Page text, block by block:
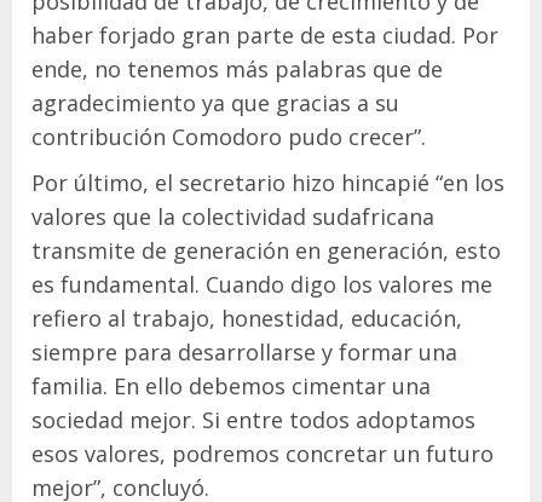
haber forjado gran parte de esta ciudad. Por
ende, no tenemos más palabras que de
agradecimiento ya que gracias a su
contribución Comodoro pudo crecer”.
Por último, el secretario hizo hincapié “en los
valores que la colectividad sudafricana
transmite de generación en generación, esto
es fundamental. Cuando digo los valores me
refiero al trabajo, honestidad, educación,
siempre para desarrollarse y formar una
familia. En ello debemos cimentar una
sociedad mejor. Si entre todos adoptamos
esos valores, podremos concretar un futuro
mejor”, concluyó.